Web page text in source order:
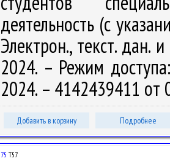
деятельность (с
Электрон., текст. дан.
2024. – Режим
2024. – 4142439411 от
Добавить в корзину Подробнее
75 Т57